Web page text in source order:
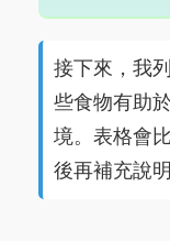
接下來，我
些食物有助
境。表格會
後再補充說明